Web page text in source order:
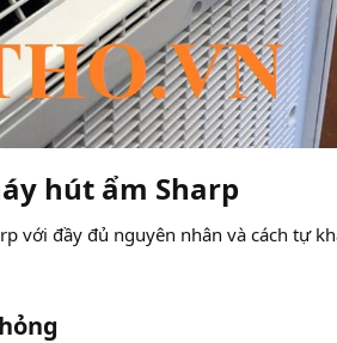
hút ẩm Sharp​
với đầy đủ nguyên nhân và cách tự